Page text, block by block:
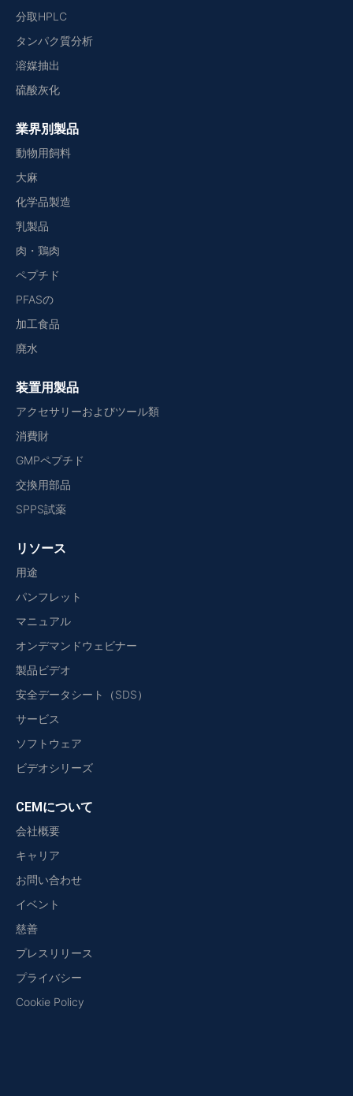
分取HPLC
タンパク質分析
溶媒抽出
硫酸灰化
業界別製品
動物用飼料
大麻
化学品製造
乳製品
肉・鶏肉
ペプチド
PFASの
加工食品
廃水
装置用製品
アクセサリーおよびツール類
消費財
GMPペプチド
交換用部品
SPPS試薬
リソース
用途
パンフレット
マニュアル
オンデマンドウェビナー
製品ビデオ
安全データシート（SDS）
サービス
ソフトウェア
ビデオシリーズ
CEMについて
会社概要
キャリア
お問い合わせ
イベント
慈善
プレスリリース
プライバシー
Cookie Policy